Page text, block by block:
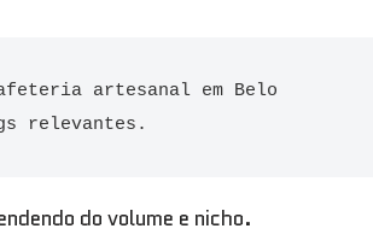
artesanal em Belo
relevantes.
do volume e nicho.